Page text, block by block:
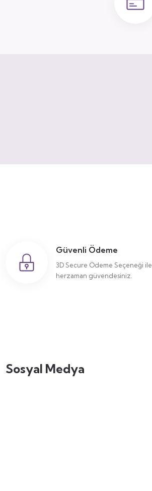
Güvenli Ödeme
3D Secure Ödeme Seçeneği ile
herzaman güvendesiniz.
Sosyal Medya